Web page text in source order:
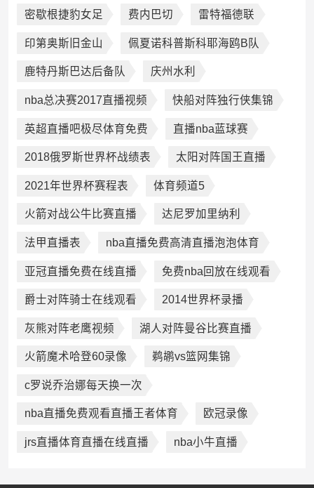
密歇根捷豹女足 费内巴切 雷特福德联
印第奥斯旧金山 佩夏诺科普斯科耶海鸥B队
鹿特丹斯巴达后备队 庆州水利
nba总决赛2017直播视频 快船对阵独行侠集锦
英超直播吧极尽体育免费 直播nba蓝球赛
2018俄罗斯世界杯战绩表 太阳对阵国王直播
2021年世界杯赛程表 体育频道5
火箭对战公牛比赛直播 达尼罗加里纳利
法甲直播表 nba直播免费高清直播泡泡体育
亚冠直播免费在线直播 免费nba回放在线观看
爵士对阵骑士在线观看 2014世界杯录播
灰熊对阵老鹰视频 湖人对阵曼谷比赛直播
火箭魔术哈登60录像 鹈鹕vs篮网集锦
c罗说乔治娜每天换一次
nba直播免费观看直播王者体育 欧冠录像
jrs直播体育直播在线直播 nba小牛直播